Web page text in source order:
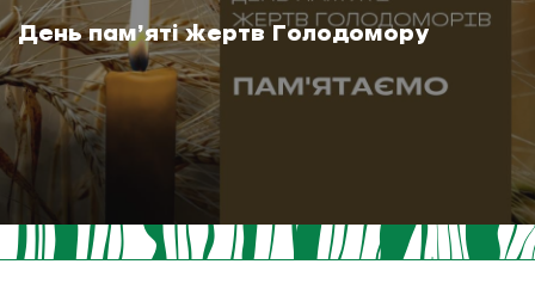
День пам’яті жертв Голодомору